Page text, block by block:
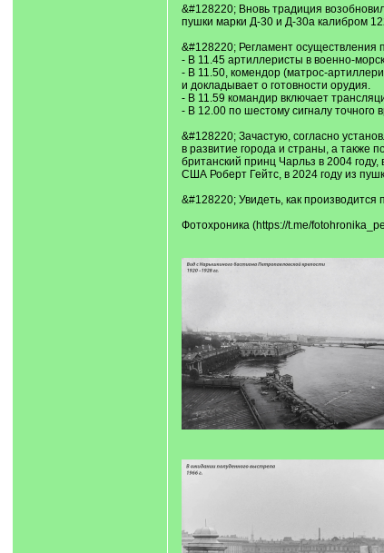
&#128220; Вновь традиция
пушки марки Д-30 и Д-30а калибром
&#128220; Регламент осуществления
- В 11.45 артиллеристы в военно-
- В 11.50, комендор (матрос-
и докладывает о готовности орудия.
- В 11.59 командир включает
- В 12.00 по шестому сигналу
&#128220; Зачастую, согласно
в развитие города и страны, а также
британский принц Чарльз в 2004
США Роберт Гейтс, в 2024 году из
&#128220; Увидеть, как
Фотохроника (https://t.me/